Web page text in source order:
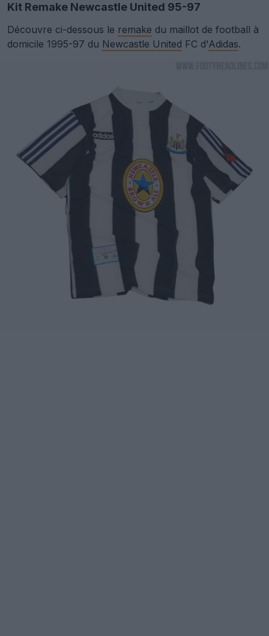
Kit Remake Newcastle United 95-97
Découvre ci-dessous le remake du maillot de football à
domicile 1995-97 du Newcastle United FC d'Adidas.